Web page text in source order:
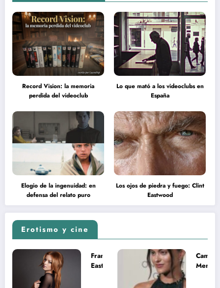
Record Vision: la memoria
perdida del videoclub
Lo que mató a los videoclubs en
España
Elogio de la ingenuidad: en
defensa del relato puro
Los ojos de piedra y fuego: Clint
Eastwood
Erotismo y cine
Francesca
Eastwood y
Camila
Mendes